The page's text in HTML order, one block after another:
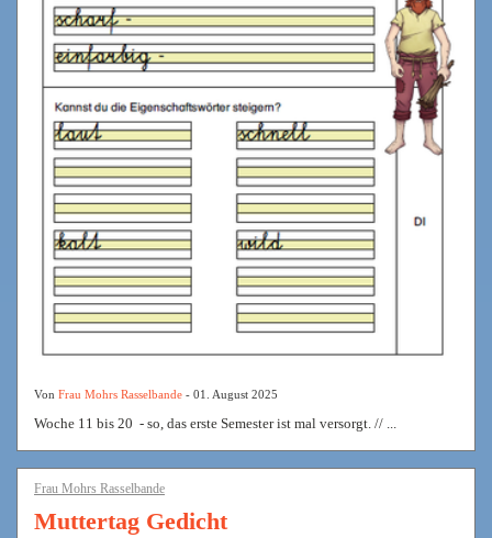
Von Frau Mohrs Rasselbande - 01. August 2025
Woche 11 bis 20 - so, das erste Semester ist mal versorgt. // ...
Frau Mohrs Rasselbande
Muttertag Gedicht